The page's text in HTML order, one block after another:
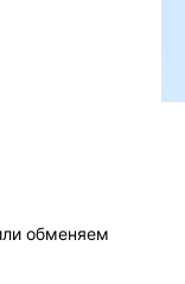
обменяем